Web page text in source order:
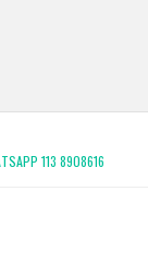
113 8908616